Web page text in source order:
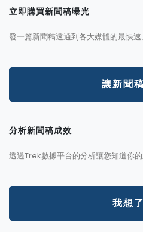
立即購買新聞稿曝光
發一篇新聞稿透通到各大媒體的最快速
讓新聞
分析新聞稿成效
透過Trek數據平台的分析讓您知道你
我想